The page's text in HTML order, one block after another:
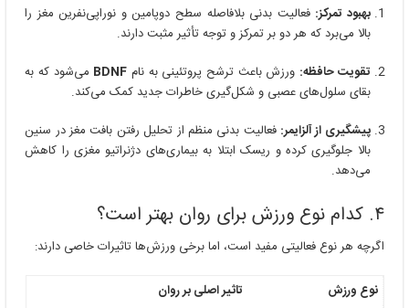
بهبود تمرکز: فعالیت بدنی بلافاصله سطح دوپامین و نوراپی‌نفرین مغز را
بالا می‌برد که هر دو بر تمرکز و توجه تأثیر مثبت دارند.
تقویت حافظه: ورزش باعث ترشح پروتئینی به نام BDNF می‌شود که به
بقای سلول‌های عصبی و شکل‌گیری خاطرات جدید کمک می‌کند.
پیشگیری از آلزایمر: فعالیت بدنی منظم از تحلیل رفتن بافت مغز در سنین
بالا جلوگیری کرده و ریسک ابتلا به بیماری‌های دژنراتیو مغزی را کاهش
می‌دهد.
۴. کدام نوع ورزش برای روان بهتر است؟
اگرچه هر نوع فعالیتی مفید است، اما برخی ورزش‌ها تاثیرات خاصی دارند:
نوع ورزش
تاثیر اصلی بر روان